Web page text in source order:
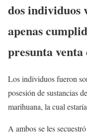
dos individuos
apenas
presunta venta
Los individuos fueron
posesión de sustancias
marihuana, la cual
A ambos se les